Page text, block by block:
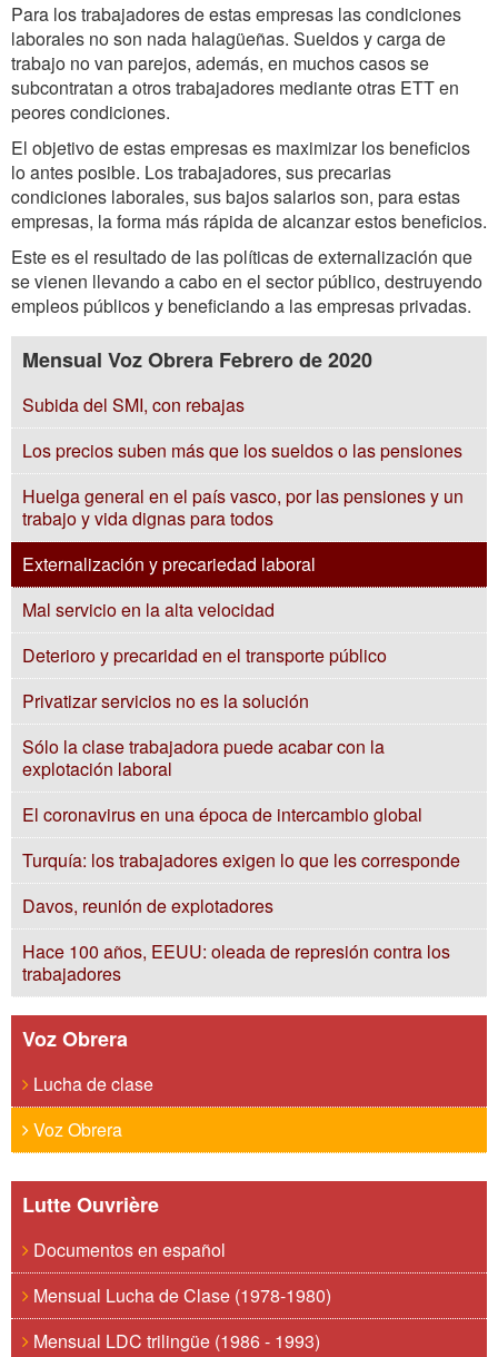
Para los trabajadores de estas empresas las condiciones
laborales no son nada halagüeñas. Sueldos y carga de
trabajo no van parejos, además, en muchos casos se
subcontratan a otros trabajadores mediante otras ETT en
peores condiciones.
El objetivo de estas empresas es maximizar los beneficios
lo antes posible. Los trabajadores, sus precarias
condiciones laborales, sus bajos salarios son, para estas
empresas, la forma más rápida de alcanzar estos beneficios.
Este es el resultado de las políticas de externalización que
se vienen llevando a cabo en el sector público, destruyendo
empleos públicos y beneficiando a las empresas privadas.
Mensual Voz Obrera Febrero de 2020
Subida del SMI, con rebajas
Los precios suben más que los sueldos o las pensiones
Huelga general en el país vasco, por las pensiones y un
trabajo y vida dignas para todos
Externalización y precariedad laboral
Mal servicio en la alta velocidad
Deterioro y precaridad en el transporte público
Privatizar servicios no es la solución
Sólo la clase trabajadora puede acabar con la
explotación laboral
El coronavirus en una época de intercambio global
Turquía: los trabajadores exigen lo que les corresponde
Davos, reunión de explotadores
Hace 100 años, EEUU: oleada de represión contra los
trabajadores
Voz Obrera
Lucha de clase
Voz Obrera
Lutte Ouvrière
Documentos en español
Mensual Lucha de Clase (1978-1980)
Mensual LDC trilingüe (1986 - 1993)